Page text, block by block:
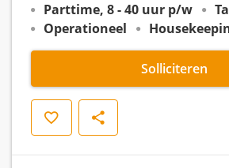
Parttime, 8 - 40 uur p/w
Operationeel
Solliciteren
Opslaan Delen